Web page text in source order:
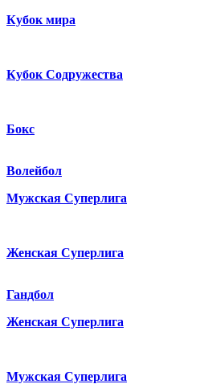
Кубок мира
Кубок Содружества
Бокс
Волейбол
Мужская Суперлига
Женская Суперлига
Гандбол
Женская Суперлига
Мужская Суперлига